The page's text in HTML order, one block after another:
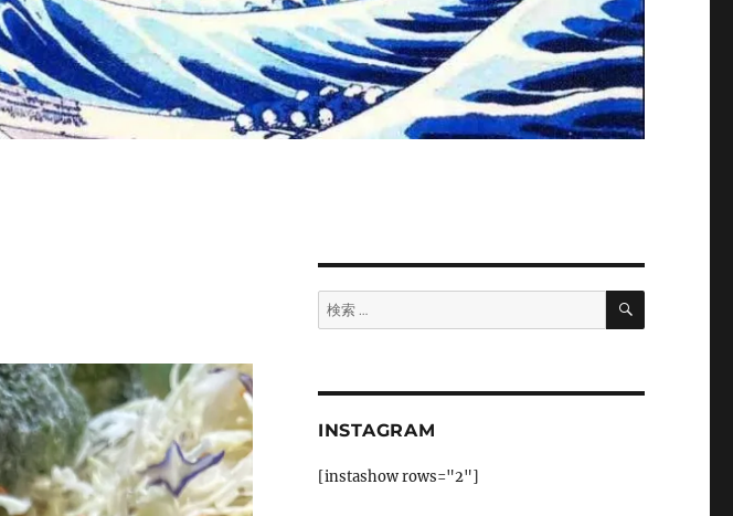
検
索:
検
INSTAGRAM
[instashow rows="2"]